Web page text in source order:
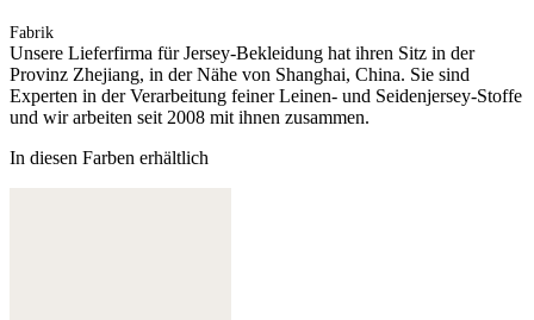
Fabrik
Unsere Lieferfirma für Jersey-Bekleidung hat ihren Sitz in der
Provinz Zhejiang, in der Nähe von Shanghai, China. Sie sind
Experten in der Verarbeitung feiner Leinen- und Seidenjersey-Stoffe
und wir arbeiten seit 2008 mit ihnen zusammen.
In diesen Farben erhältlich